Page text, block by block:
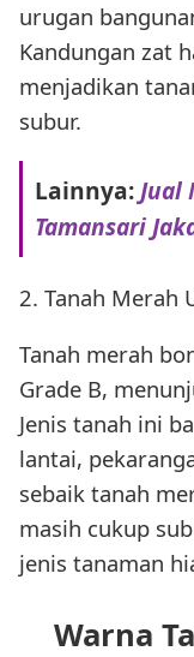
urugan
Kandungan zat
menjadikan
subur.
Lainnya:Jual
Tamansari
2. Tanah Merah
Tanah merah
Grade B,
Jenis tanah ini
lantai,
sebaik tanah
masih cukup
jenis tanaman
Warna